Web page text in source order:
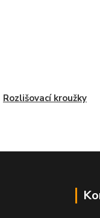
Rozlišovací kroužky